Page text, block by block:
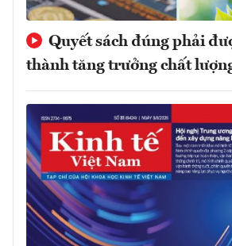
Quyết sách đúng phải
thành tăng trưởng chất